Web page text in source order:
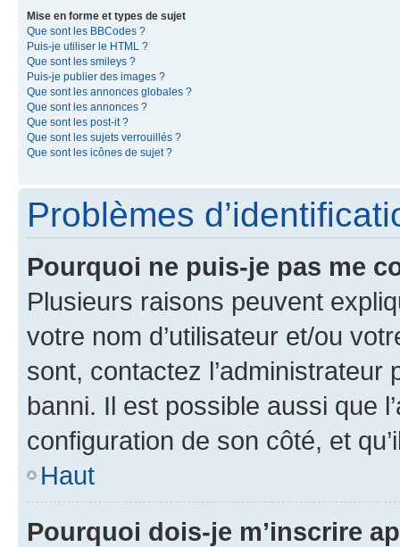
Mise en forme et types de sujet
Que sont les BBCodes ?
Puis-je utiliser le HTML ?
Que sont les smileys ?
Puis-je publier des images ?
Que sont les annonces globales ?
Que sont les annonces ?
Que sont les post-it ?
Que sont les sujets verrouillés ?
Que sont les icônes de sujet ?
Problèmes
Pourquoi ne puis-je pas me
Plusieurs raisons peuvent
votre nom d’utilisateur et/ou
sont, contactez l’administrateur
banni. Il est possible aussi que
configuration de son côté, et
Haut
Pourquoi dois-je m’inscrire